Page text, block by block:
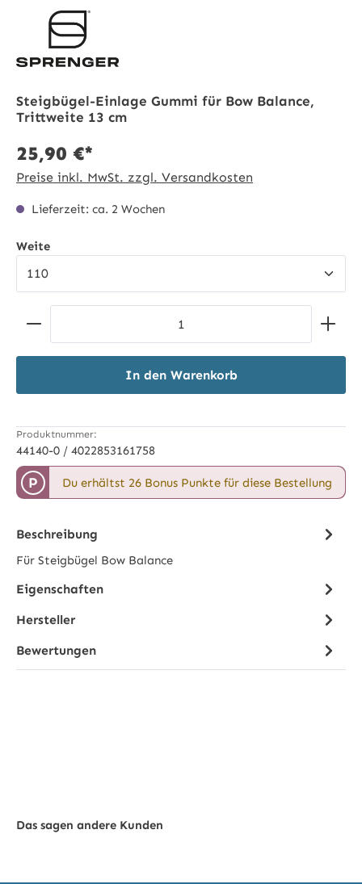
Steigbügel-Einlage Gummi für Bow Balance,
Trittweite 13 cm
25,90 €*
Preise inkl. MwSt. zzgl. Versandkosten
Lieferzeit: ca. 2 Wochen
Weiteauswählen
Produkt Anzahl: Gib den gewünschten Wert ein
In den Warenkorb
Produktnummer:
44140-0 / 4022853161758
P Du erhältst 26 Bonus Punkte für diese Bestellung
Beschreibung
Für Steigbügel Bow Balance
Eigenschaften
Hersteller
Bewertungen
Das sagen andere Kunden